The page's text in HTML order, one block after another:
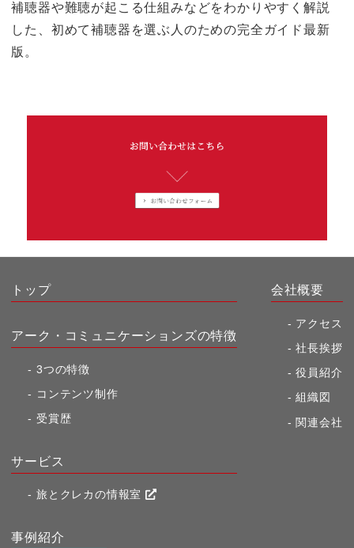
補聴器や難聴が起こる仕組みなどをわかりやすく解説
した、初めて補聴器を選ぶ人のための完全ガイド最新
版。
トップ
アーク・コミュニケーションズの特徴
3つの特徴
コンテンツ制作
受賞歴
サービス
旅とクレカの情報室
会社概要
アクセス
社長挨拶
役員紹介
組織図
関連会社
事例紹介